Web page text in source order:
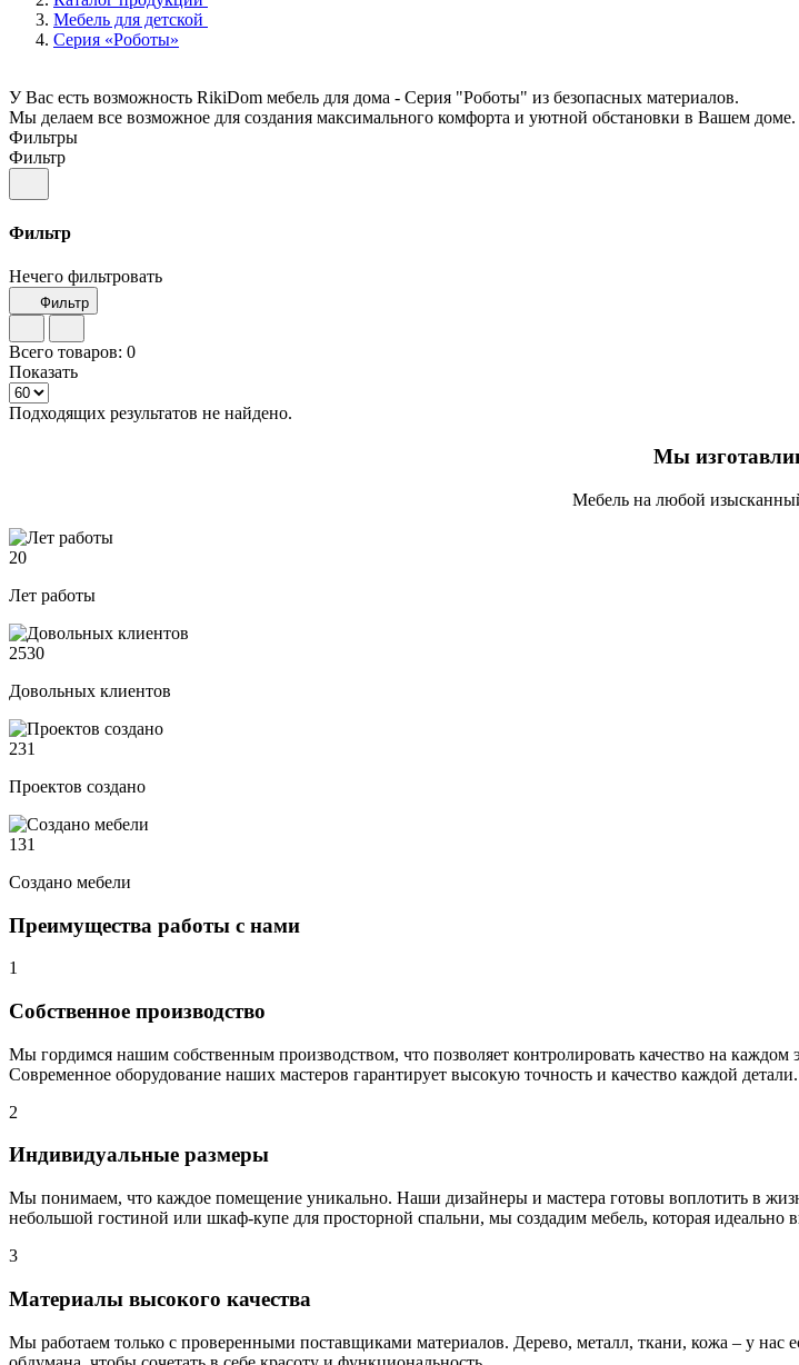
Мебель для детской
Серия «Роботы»
У Вас есть возможность RikiDom мебель для дома - Серия "Роботы" из безопасных материалов.
Мы делаем все возможное для создания максимального комфорта и уютной обстановки в Вашем доме.
Фильтры
Фильтр
Фильтр
Нечего фильтровать
Фильтр
Всего товаров: 0
Показать
Подходящих результатов не найдено.
Мы
Мебель на любой
20
Лет работы
2530
Довольных клиентов
231
Проектов создано
131
Создано мебели
Преимущества работы с нами
1
Собственное производство
Мы гордимся нашим собственным производством, что позволяет контролировать качество на
Современное оборудование наших мастеров гарантирует высокую точность и качество каждой
2
Индивидуальные размеры
Мы понимаем, что каждое помещение уникально. Наши дизайнеры и мастера готовы воплотить в
небольшой гостиной или шкаф-купе для просторной спальни, мы создадим мебель, которая идеально
3
Материалы высокого качества
Мы работаем только с проверенными поставщиками материалов. Дерево, металл, ткани, кожа – у нас